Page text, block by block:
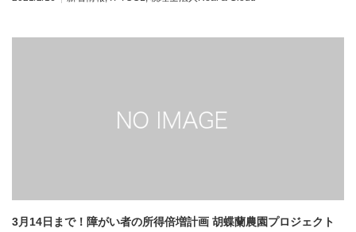
3月14日まで！障がい者の所得倍増計画 胡蝶蘭農園プロジェクト